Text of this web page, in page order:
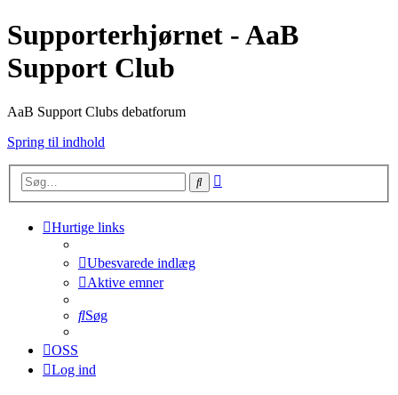
Supporterhjørnet - AaB
Support Club
AaB Support Clubs debatforum
Spring til indhold
Søg
Hurtige links
Ubesvarede indlæg
Aktive emner
Søg
OSS
Log ind